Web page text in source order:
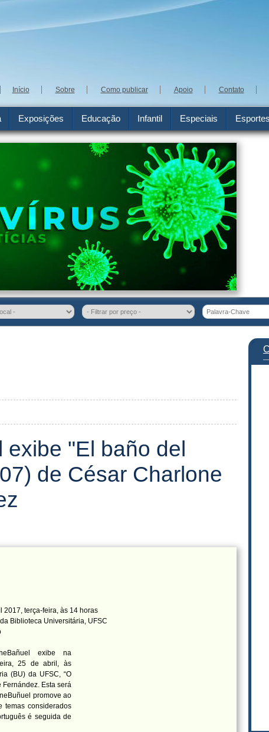
Início Sobre Como publicar Apoio Contato
Exposições Educação Infantil Especiais Esportes
exibe "El baño del
de César Charlone
2017, terça-feira, às 14 horas
Biblioteca Universitária, UFSC
exibe na
25 de abril, às
(BU) da UFSC, “O
Fernández. Esta será
promove ao
temas considerados
é seguida de